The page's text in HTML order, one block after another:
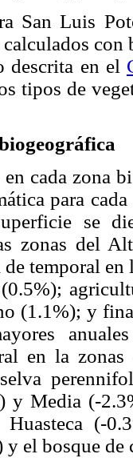
San Luis
con
descrita en el
tipos de
cada zona
para
se
zonas del
temporal
(1.1%); y
en la
y Media (-
(-
y el bosque